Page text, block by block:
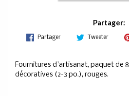
Partager:
Partager Tweeter
Fournitures d'artisanat, paquet de
décoratives (2-3 po.), rouges.